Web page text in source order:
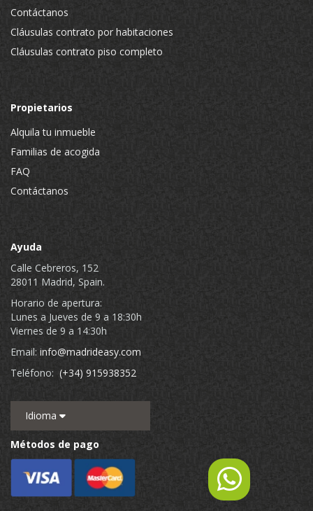
Contáctanos
Cláusulas contrato por habitaciones
Cláusulas contrato piso completo
Propietarios
Alquila tu inmueble
Familias de acogida
FAQ
Contáctanos
Ayuda
Calle Cebreros, 152
28011 Madrid, Spain.
Horario de apertura:
Lunes a Jueves de 9 a 18:30h
Viernes de 9 a 14:30h
Email: info@madrideasy.com
Teléfono: (+34) 915938352
Idioma
Métodos de pago